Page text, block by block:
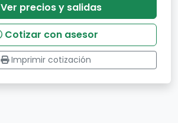
Ver precios y salidas
Cotizar con asesor
Imprimir cotización